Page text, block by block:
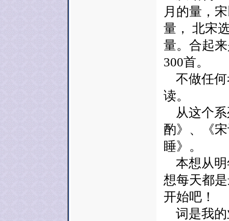
月的量，
量， 北宋
量。合起
300首。
不做任何
读。
从这个系
酌》、《
睡》。
本想从明
想每天都
开始吧！
词是我的